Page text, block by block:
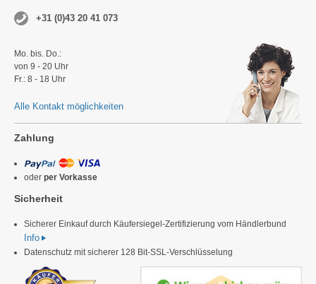
+31 (0)43 20 41 073
Mo. bis. Do.:
von 9 - 20 Uhr
Fr.: 8 - 18 Uhr
Alle Kontakt möglichkeiten
Zahlung
oder per Vorkasse
Sicherheit
Sicherer Einkauf durch Käufersiegel-Zertifizierung vom Händlerbund
Info
Datenschutz mit sicherer 128 Bit-SSL-Verschlüsselung